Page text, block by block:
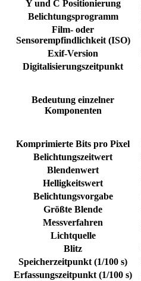
Y und C Positionierung
Belichtungsprogramm
Film- oder
Sensorempfindlichkeit (ISO)
Exif-Version
Digitalisierungszeitpunkt
Bedeutung einzelner
Komponenten
Komprimierte Bits pro Pixel
Belichtungszeitwert
Blendenwert
Helligkeitswert
Belichtungsvorgabe
Größte Blende
Messverfahren
Lichtquelle
Blitz
Speicherzeitpunkt (1/100 s)
Erfassungszeitpunkt (1/100 s)